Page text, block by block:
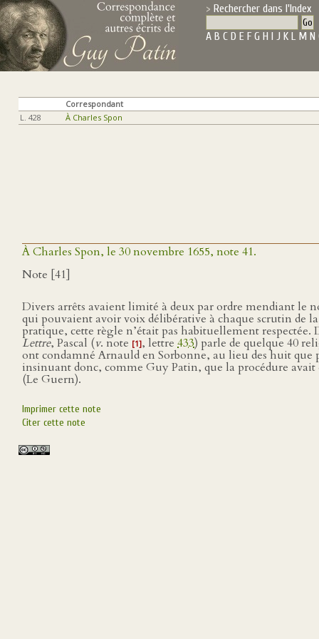
Rechercher dans l'Index
A B C D E F G H I J K L M N